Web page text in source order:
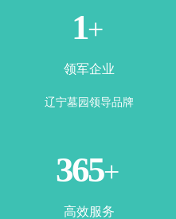
1+
领军企业
辽宁墓园领导品牌
365+
高效服务